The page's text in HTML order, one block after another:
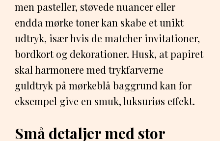
men pasteller, støvede nuancer eller
endda mørke toner kan skabe et unikt
udtryk, især hvis de matcher invitationer,
bordkort og dekorationer. Husk, at papiret
skal harmonere med trykfarverne –
guldtryk på mørkeblå baggrund kan for
eksempel give en smuk, luksuriøs effekt.
Små detaljer med stor